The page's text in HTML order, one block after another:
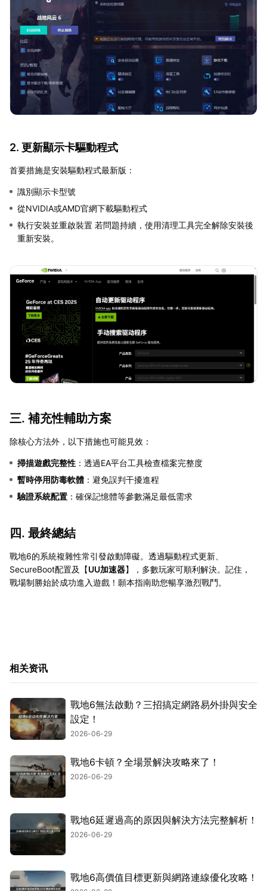
2. 更新顯示卡驅動程式
首要措施是安裝驅動程式最新版：
識別顯示卡型號
從NVIDIA或AMD官網下載驅動程式
執行安裝並重啟裝置 若問題持續，使用清理工具完全解除安裝後
重新安裝。
三. 補充性輔助方案
除核心方法外，以下措施也可能見效：
掃描遊戲完整性 ：透過EA平台工具檢查檔案完整度
暫時停用防毒軟體 ：避免誤判干擾進程
驗證系統配置 ：確保記憶體等參數滿足最低需求
四. 最終總結
戰地6的系統複雜性常引發啟動障礙。透過驅動程式更新、
SecureBoot配置及【UU加速器】，多數玩家可順利解決。記住，
戰場制勝始於成功進入遊戲！願本指南助您暢享激烈戰鬥。
相关资讯
戰地6無法啟動？三招搞定網路易外掛與安全
設定！
2026-06-29
戰地6卡頓？全場景解決攻略來了！
2026-06-29
戰地6延遲過高的原因與解決方法完整解析！
2026-06-29
戰地6高價值目標更新與網路連線優化攻略！